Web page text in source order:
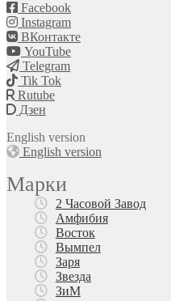
Facebook
Instagram
ВКонтакте
YouTube
Telegram
Tik Tok
Rutube
Дзен
English version
English version
Марки
2 Часовой Завод
Амфибия
Восток
Вымпел
Заря
Звезда
ЗиМ